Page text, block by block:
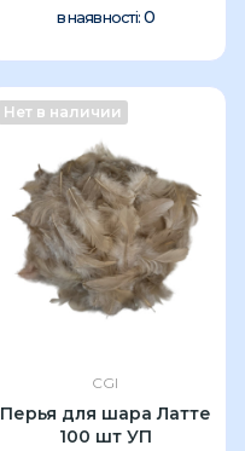
в наявності: 0
Нет в наличии
CGI
Перья для шара Латте
100 шт УП